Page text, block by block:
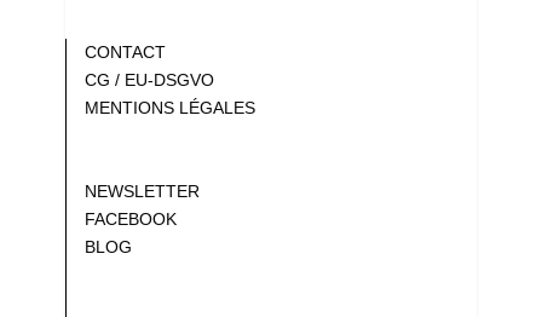
CONTACT
CG / EU-DSGVO
MENTIONS LÉGALES
NEWSLETTER
FACEBOOK
BLOG